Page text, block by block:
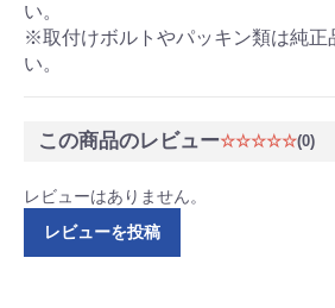
い。
※取付けボルトやパッキン類は純正
い。
この商品のレビュー☆☆☆☆☆(0)
レビューはありません。
レビューを投稿